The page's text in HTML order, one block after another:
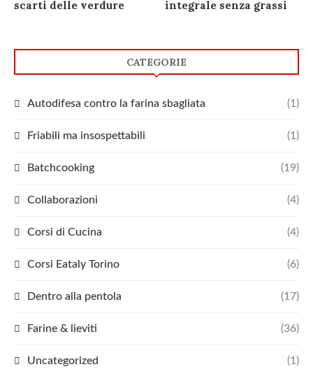
scarti delle verdure integrale senza grassi
CATEGORIE
Autodifesa contro la farina sbagliata (1)
Friabili ma insospettabili (1)
Batchcooking (19)
Collaborazioni (4)
Corsi di Cucina (4)
Corsi Eataly Torino (6)
Dentro alla pentola (17)
Farine & lieviti (36)
Uncategorized (1)